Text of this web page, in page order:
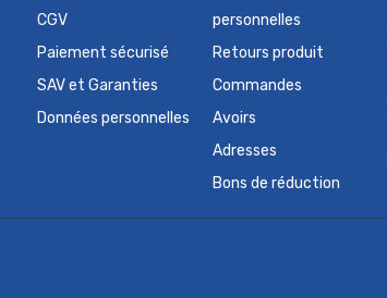
CGV
Paiement sécurisé
SAV et Garanties
Données personnelles
personnelles
Retours produit
Commandes
Avoirs
Adresses
Bons de réduction